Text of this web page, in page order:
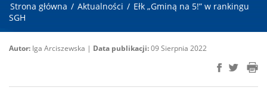
Strona główna / Aktualności / Ełk „Gminą na 5!” w rankingu
SGH
Autor: Iga Arciszewska | Data publikacji:09 Sierpnia 2022